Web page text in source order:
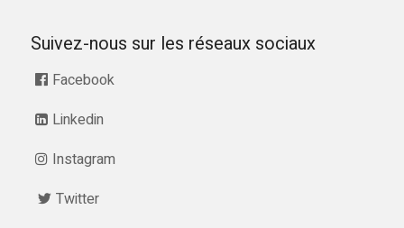
Suivez-nous sur les réseaux sociaux
Facebook
Linkedin
Instagram
Twitter